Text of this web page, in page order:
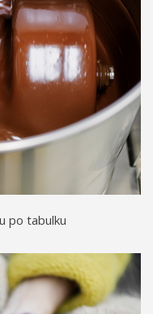
po tabulku